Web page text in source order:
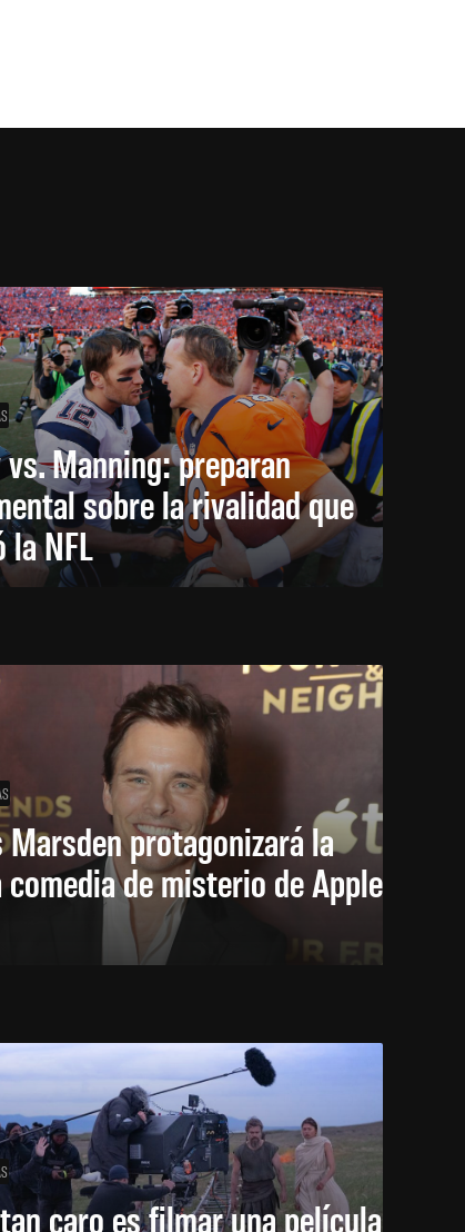
Manning: preparan
sobre la rivalidad que
la NFL
Marsden protagonizará la
comedia de misterio de Apple
caro es filmar una película